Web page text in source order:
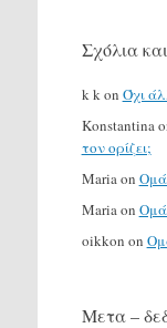
Σχόλια
k k on Όχι
Konstantina
τον ορίζει;
Maria on
Maria on
oikkon on
Μετα –